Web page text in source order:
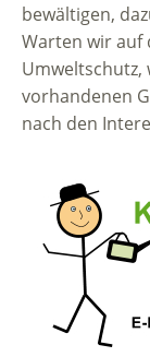
bewältigen,
Warten wir auf
Umweltschutz,
vorhandenen
nach den